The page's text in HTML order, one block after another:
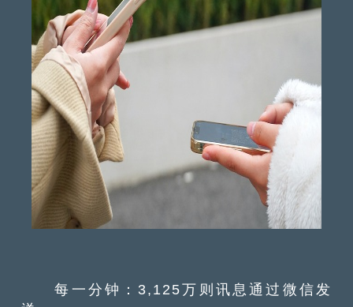
每一分钟：3,125万则讯息通过微信发